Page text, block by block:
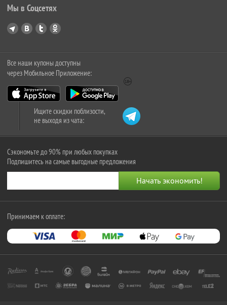
Мы в Соцсетях
Все наши купоны доступны
через Мобильное Приложение:
Ищите скидки поблизости,
не выходя из чата:
Сэкономьте до 90% при любых покупках
Подпишитесь на самые выгодные предложения
Принимаем к оплате: